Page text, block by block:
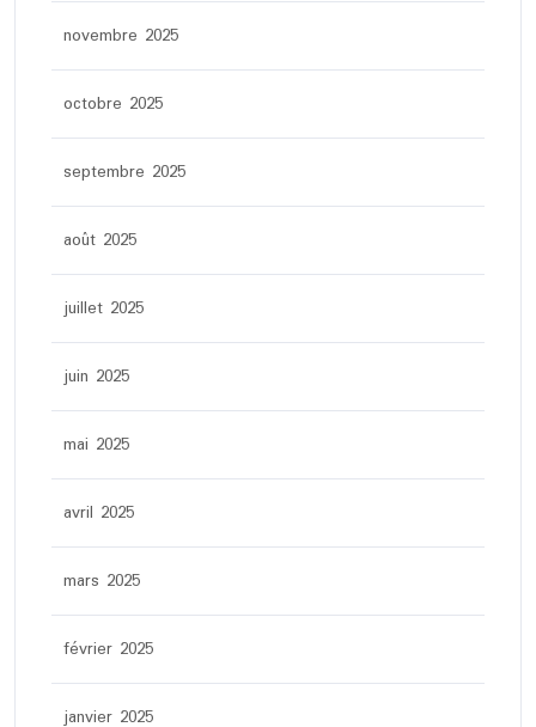
novembre 2025
octobre 2025
septembre 2025
août 2025
juillet 2025
juin 2025
mai 2025
avril 2025
mars 2025
février 2025
janvier 2025